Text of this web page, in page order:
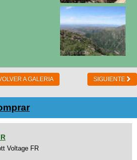
A GALERIA SIGUIENTE
Voltage FR